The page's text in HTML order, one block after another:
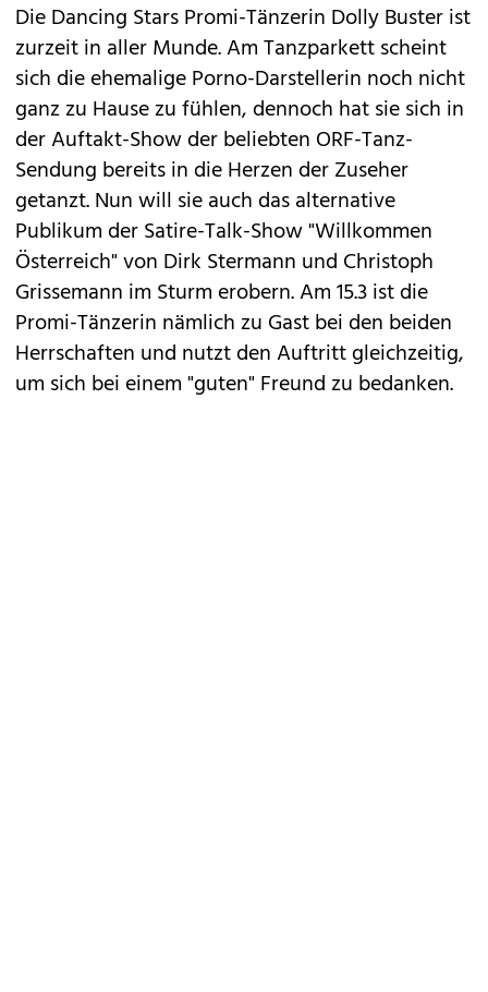
DieDancing StarsPromi-Tänzerin Dolly Busterist
zurzeit in aller Munde. Am Tanzparkett scheint
sich die ehemalige Porno-Darstellerin noch nicht
ganz zu Hause zu fühlen, dennoch hat sie sich in
der Auftakt-Show der beliebten ORF-Tanz-
Sendung bereits in die Herzen der Zuseher
getanzt. Nun will sie auch das alternative
Publikum der Satire-Talk-Show "Willkommen
Österreich" von Dirk Stermann und Christoph
Grissemann im Sturm erobern. Am 15.3 ist die
Promi-Tänzerin nämlich zu Gast bei den beiden
Herrschaften und nutzt den Auftritt gleichzeitig,
um sich bei einem "guten" Freund zu bedanken.